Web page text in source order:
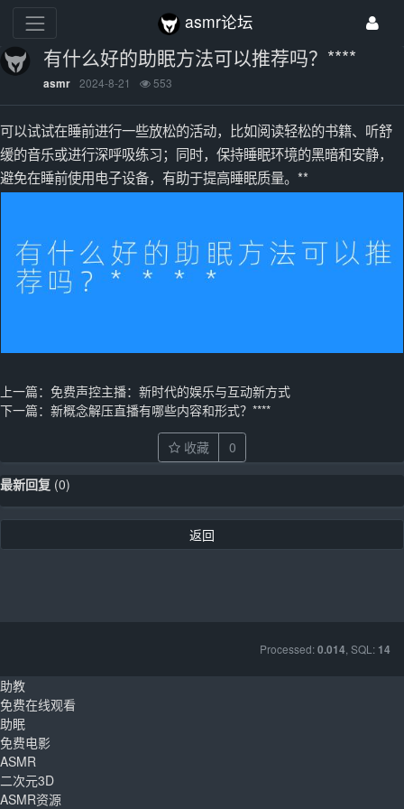
asmr论坛
有什么好的助眠方法可以推荐吗？****
asmr 2024-8-21 553
可以试试在睡前进行一些放松的活动，比如阅读轻松的书籍、听舒
缓的音乐或进行深呼吸练习；同时，保持睡眠环境的黑暗和安静，
避免在睡前使用电子设备，有助于提高睡眠质量。**
上一篇： 免费声控主播：新时代的娱乐与互动新方式
下一篇： 新概念解压直播有哪些内容和形式？****
收藏 0
最新回复 (0)
返回
Processed:0.014 , SQL: 14
助教
免费在线观看
助眠
免费电影
ASMR
二次元3D
ASMR资源